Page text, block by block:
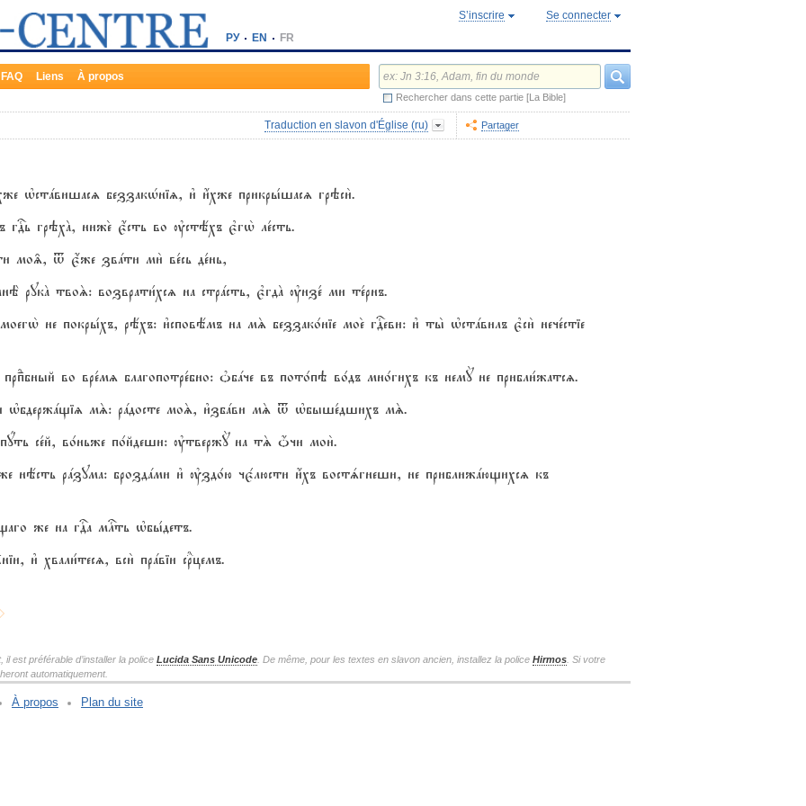
РУ EN FR
S’inscrire Se connecter
FAQ Liens À propos
Rechercher dans cette partie [La Bible]
Traduction en slavon d'Église (ru) Partager
њстaвишасz беззакHніz, и3 и4хже прикры1шасz грэси2.
грэхA, ниже2 є4сть во ўстёхъ є3гw2 ле1сть.
t є4же звaти ми2 ве1сь де1нь,
твоS: возврати1хсz на стрaсть, є3гдA ўнзе1 ми те1рнъ.
не покры1хъ, рёхъ: и3сповёмъ на мS беззако1ніе мое2 гDеви: и3 ты2 њстaвилъ є3си2 нече1стіе
во вре1мz благопотре1бно: nбaче въ пото1пэ во1дъ мно1гихъ къ немY не прибли1жатсz.
њбдержaщіz мS: рaдосте моS, и3збaви мS t њбыше1дшихъ мS.
се1й, во1ньже по1йдеши: ўтвержY на тS џчи мои2.
нёсть рaзума: броздaми и3 ўздо1ю чє1люсти и4хъ востsгнеши, не приближaющихсz къ
же на гDа млcть њбы1детъ.
и3 хвали1тесz, вси2 прaвіи с®цемъ.
est préférable d’installer la police Lucida Sans Unicode . De même, pour les textes en slavon ancien, installez la police Hirmos . Si votre
automatiquement.
À propos Plan du site